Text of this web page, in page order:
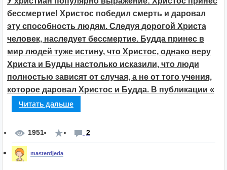
бессмертие! Христос победил смерть и даровал
эту способность людям. Следуя дорогой Христа
человек, наследует бессмертие. Будда принес в
мир людей туже истину, что Христос, однако веру
Христа и Будды настолько исказили, что люди
полностью зависят от случая, а не от того учения,
которое даровал Христос и Будда. В публикации «
Читать дальше
1951 2
masterdjeda